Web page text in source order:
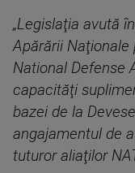
„Legislaţia avută
Apărării Naţionale
National Defense
capacităţi
bazei de la
angajamentul de
tuturor aliaţilor